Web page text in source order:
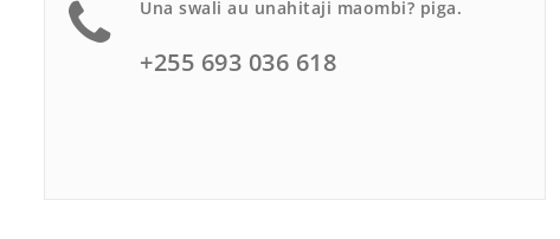
Una swali au unahitaji maombi? piga.
+255 693 036 618